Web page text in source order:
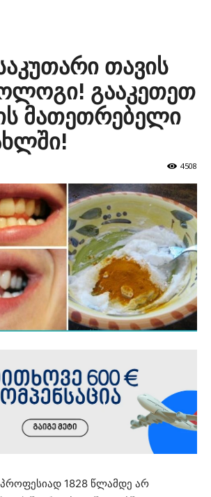
თავის
გააკეთეთ
მათეთრებელი
4508
1828 წლამდე არ